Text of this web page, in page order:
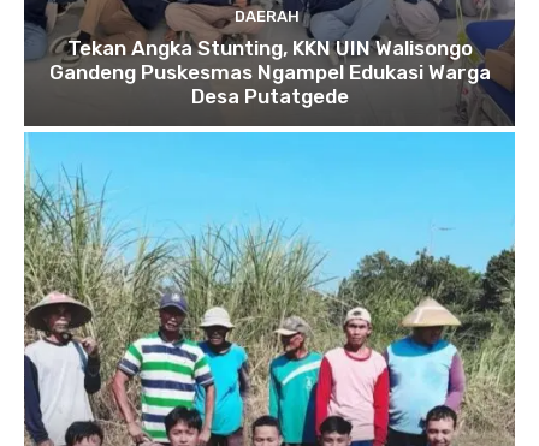
DAERAH
Tekan Angka Stunting, KKN UIN Walisongo
Gandeng Puskesmas Ngampel Edukasi Warga
Desa Putatgede